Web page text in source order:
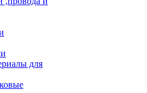
для